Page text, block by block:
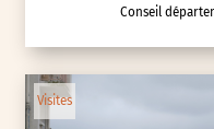
Conseil
Visites